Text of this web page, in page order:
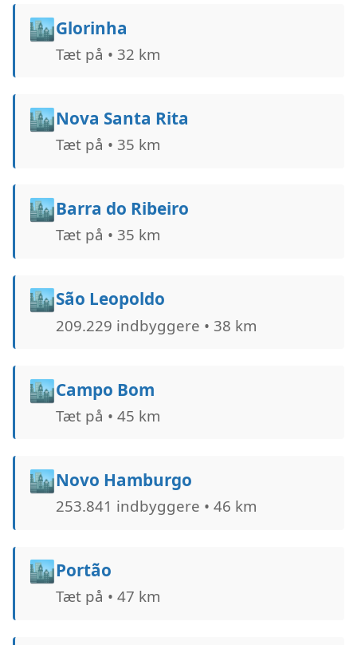
🏙️Glorinha
Tæt på • 32 km
🏙️Nova Santa Rita
Tæt på • 35 km
🏙️Barra do Ribeiro
Tæt på • 35 km
🏙️São Leopoldo
209.229 indbyggere • 38 km
🏙️Campo Bom
Tæt på • 45 km
🏙️Novo Hamburgo
253.841 indbyggere • 46 km
🏙️Portão
Tæt på • 47 km